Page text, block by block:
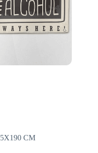
CM